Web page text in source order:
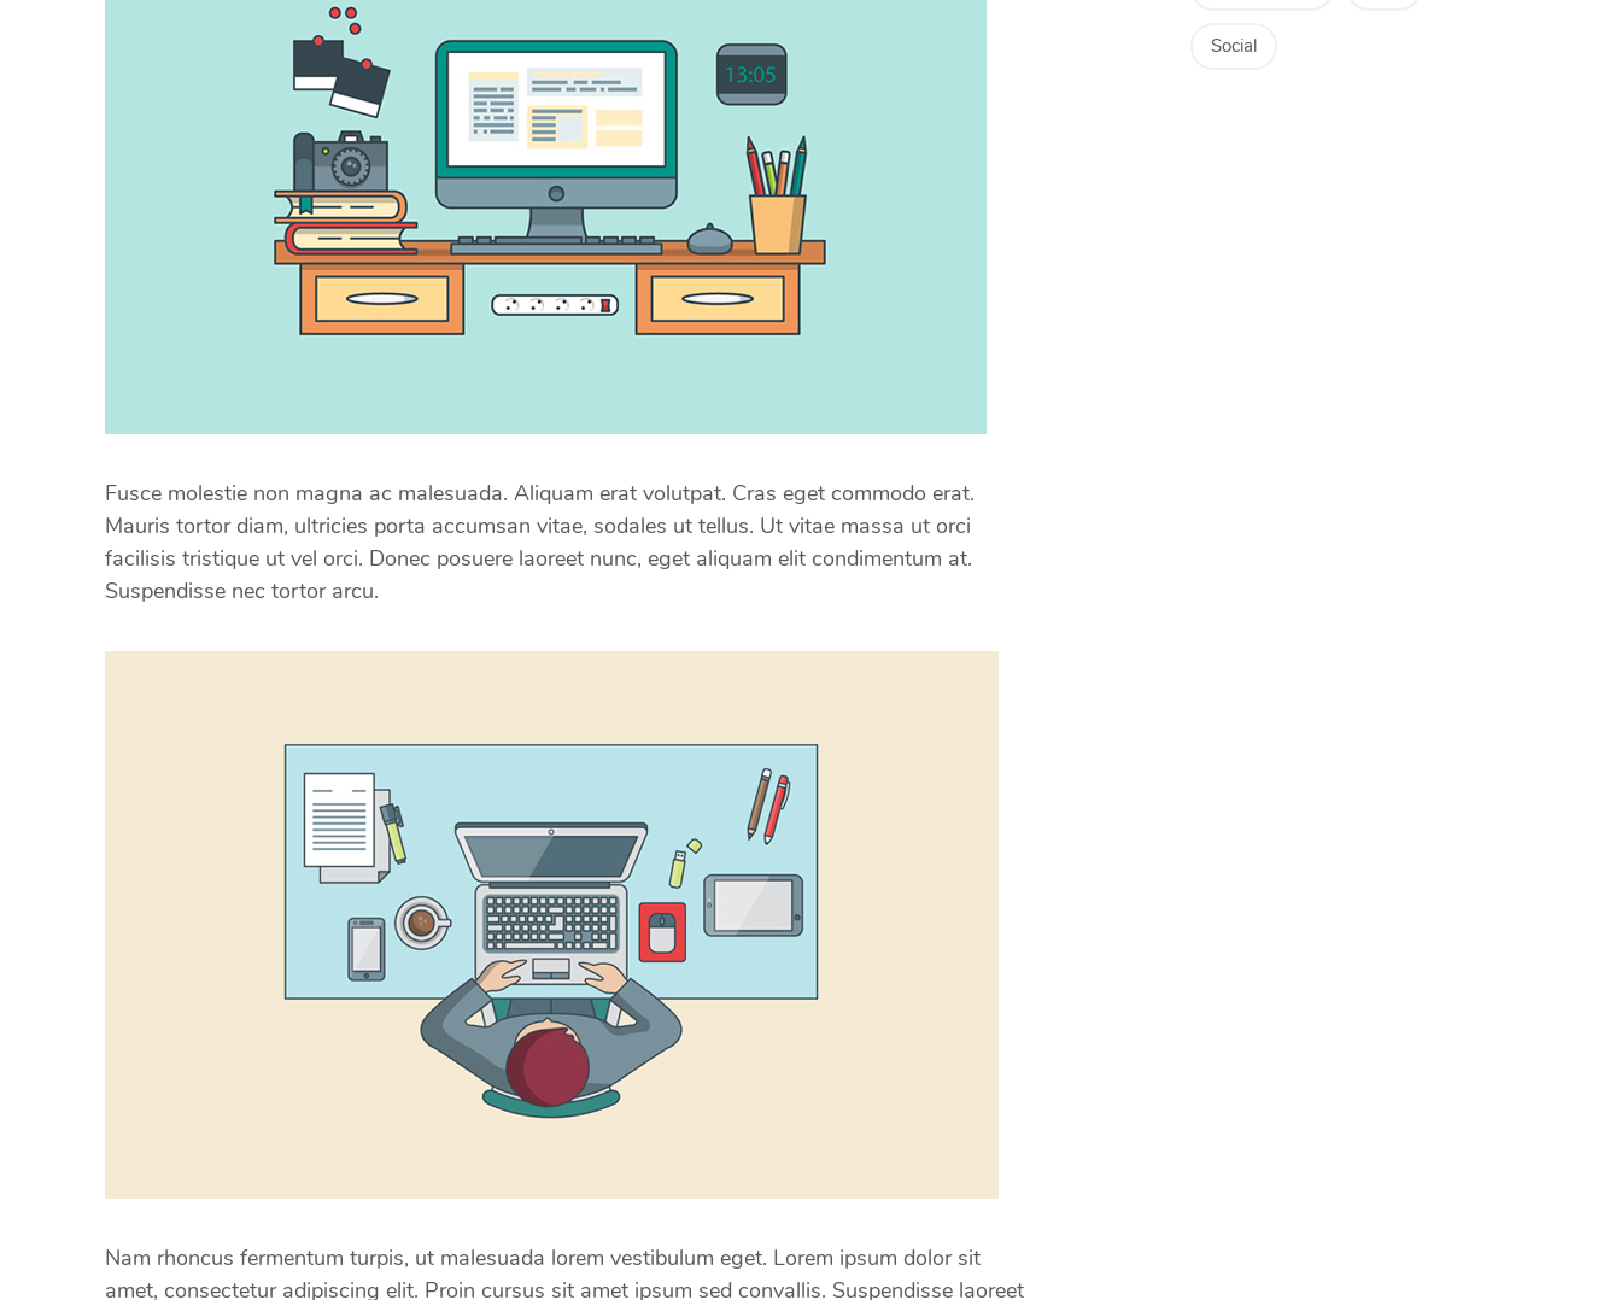
Fusce molestie non magna ac malesuada. Aliquam erat volutpat. Cras eget commodo erat.
Mauris tortor diam, ultricies porta accumsan vitae, sodales ut tellus. Ut vitae massa ut orci
facilisis tristique ut vel orci. Donec posuere laoreet nunc, eget aliquam elit condimentum at.
Suspendisse nec tortor arcu.
Nam rhoncus fermentum turpis, ut malesuada lorem vestibulum eget. Lorem ipsum dolor sit
amet, consectetur adipiscing elit. Proin cursus sit amet ipsum sed convallis. Suspendisse laoreet
Social